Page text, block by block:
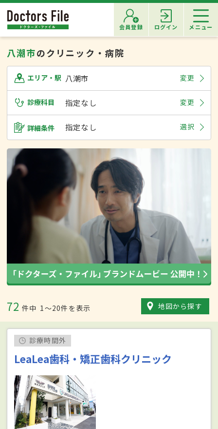
会員登録 ログイン メニュー
八潮市のクリニック・病院
エリア・駅 八潮市 変更
診療科目 指定なし 変更
詳細条件 指定なし 選択
72 件中 1〜20件を表示 地図から探す
診療時間外
LeaLea歯科・矯正歯科クリニック